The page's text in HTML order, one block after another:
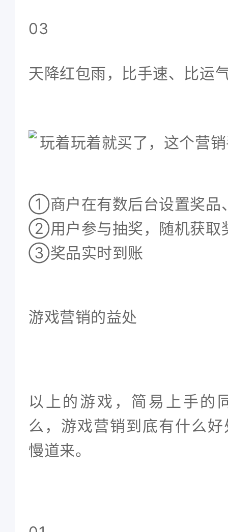
03
天降红包雨，比手速、比运
①商户在有数后台设置奖品
②用户参与抽奖，随机获取
③奖品实时到账
游戏营销的益处
以上的游戏，简易上手的
么，游戏营销到底有什么
慢道来。